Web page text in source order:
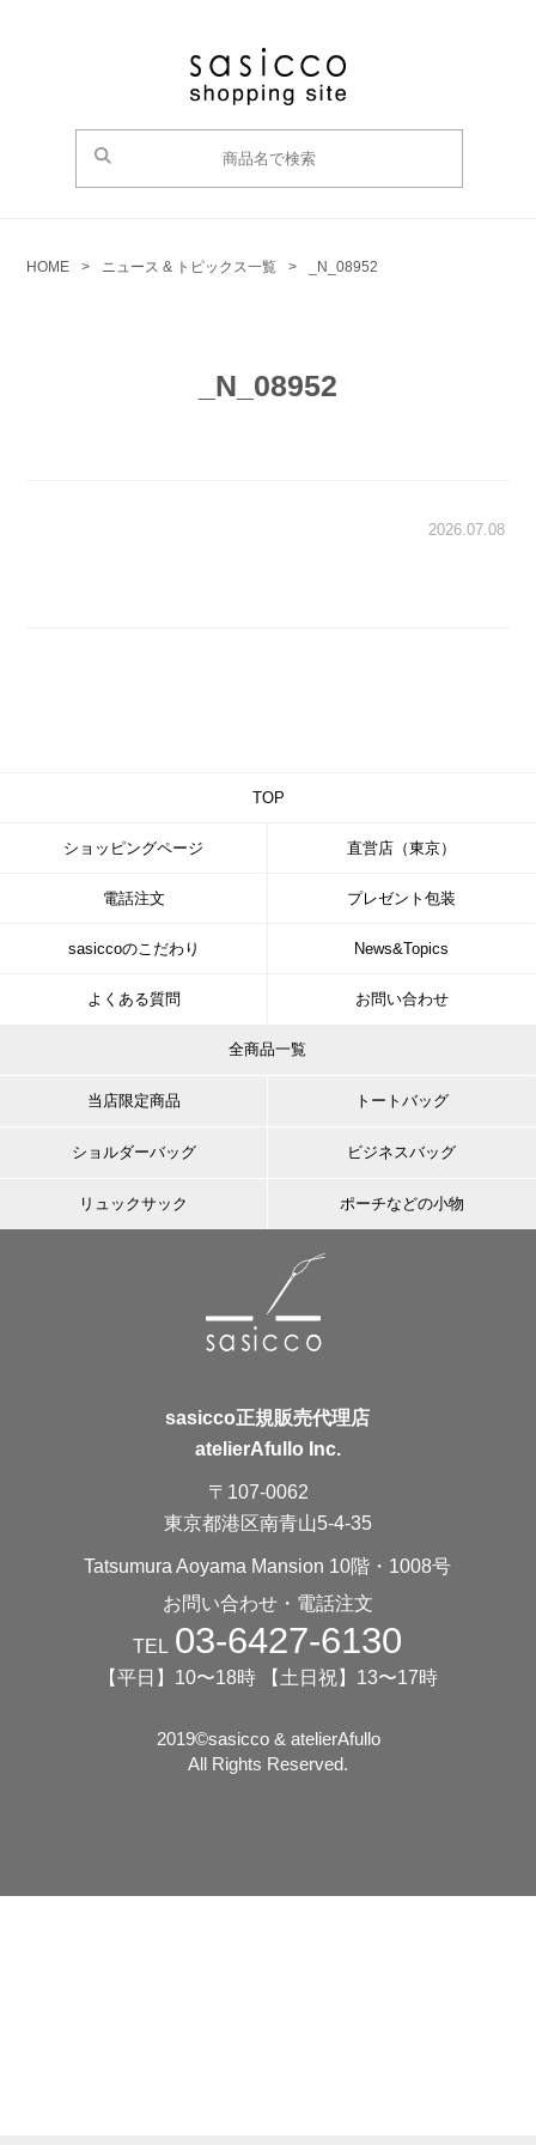
HOME > ニュース & トピックス一覧 > _N_08952
_N_08952
2026.07.08
TOP
ショッピングページ 直営店（東京）
電話注文 プレゼント包装
sasiccoのこだわり News&Topics
よくある質問 お問い合わせ
全商品一覧
当店限定商品 トートバッグ
ショルダーバッグ ビジネスバッグ
リュックサック ポーチなどの小物
sasicco正規販売代理店
atelierAfullo Inc.
〒107-0062
東京都港区南青山5-4-35
Tatsumura Aoyama Mansion 10階・1008号
お問い合わせ・電話注文
TEL 03-6427-6130
【平日】10〜18時 【土日祝】13〜17時
2019©️sasicco & atelierAfullo
All Rights Reserved.